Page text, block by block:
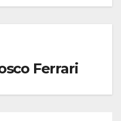
Ferrari